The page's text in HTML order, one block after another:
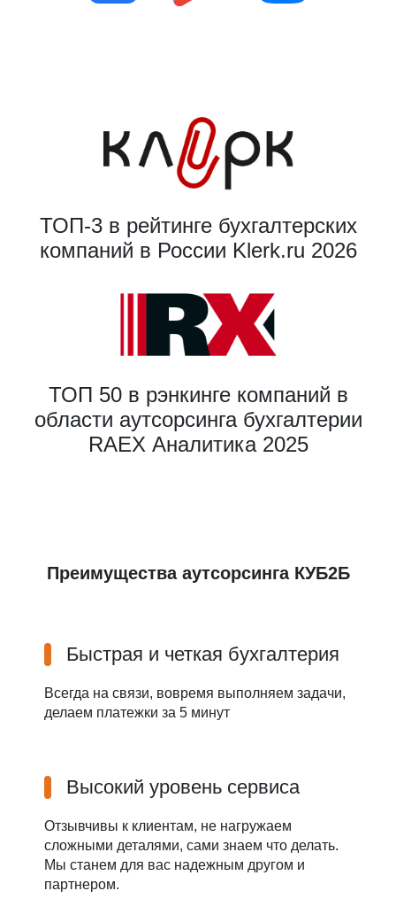
ТОП-3 в рейтинге бухгалтерских
компаний в России Klerk.ru 2026
ТОП 50 в рэнкинге компаний в
области аутсорсинга бухгалтерии
RAEX Аналитика 2025
Преимущества аутсорсинга КУБ2Б
Быстрая и четкая бухгалтерия
Всегда на связи, вовремя выполняем задачи,
делаем платежки за 5 минут
Высокий уровень сервиса
Отзывчивы к клиентам, не нагружаем
сложными деталями, сами знаем что делать.
Мы станем для вас надежным другом и
партнером.